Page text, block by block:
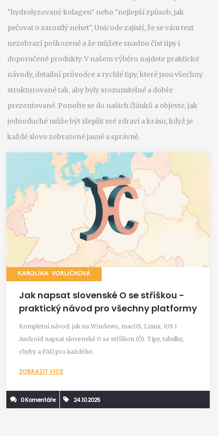
"hydrolyzovaný kolagen" nebo "nejlepší způsob, jak
pečovat o zarostlý nehet", Unicode zajistí, že se vám text
nezobrazí poškozeně a že můžete snadno číst tipy i
doporučené produkty. V našem výběru najdete praktické
návody, detailní průvodce a rychlé tipy, které jsou všechny
strukturované tak, aby byly srozumitelné a dobře
prezentované. Ponořte se do našich článků a objevte, jak
jednoduché může být zlepšit své zdraví a krásu, když je
každé slovo zobrazené jasně a správně.
KAROLÍNA VORLÍČKOVÁ
Jak napsat slovenské O se stříškou -
praktický návod pro všechny platformy
Kompletní návod, jak na Windows, macOS, Linux, iOS i
Android napsat slovenské O se stříškou (Ô). Tipy, tabulky,
chyby a FAQ pro každého.
ZOBRAZIT VÍCE
0 Komentáře 24.10.2025